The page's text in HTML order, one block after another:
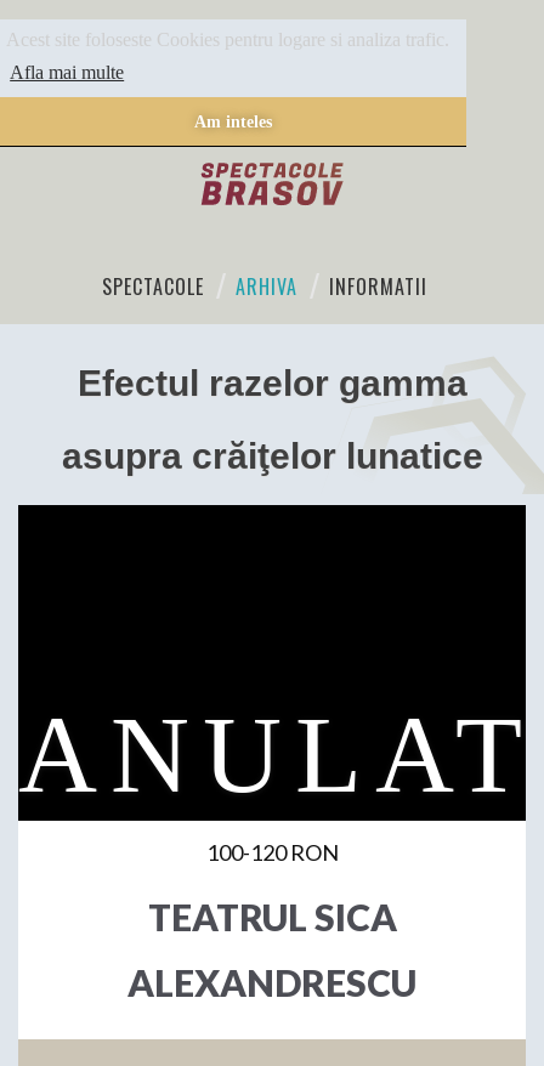
Acest site foloseste Cookies pentru logare si analiza trafic.
Afla mai multe
Am inteles
SPECTACOLE ARHIVA INFORMATII
Efectul razelor gamma
asupra crăiţelor lunatice
100-120 RON
TEATRUL SICA
ALEXANDRESCU